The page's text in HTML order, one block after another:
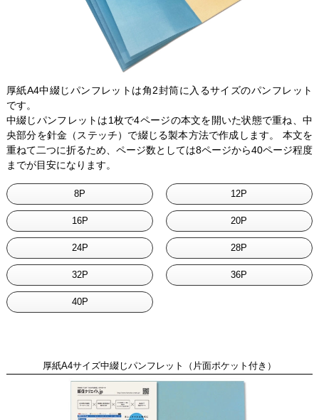
厚紙A4中綴じパンフレットは角2封筒に入るサイズのパンフレット
です。
中綴じパンフレットは1枚で4ページの本文を開いた状態で重ね、中
央部分を針金（ステッチ）で綴じる製本方法で作成します。 本文を
重ねて二つに折るため、ページ数としては8ページから40ページ程度
までが目安になります。
8P 12P
16P 20P
24P 28P
32P 36P
40P
厚紙A4サイズ中綴じパンフレット（片面ポケット付き）